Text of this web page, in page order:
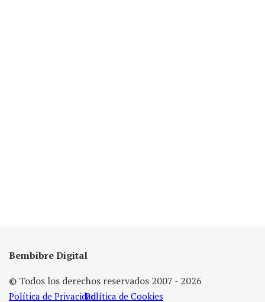
Bembibre Digital
© Todos los derechos reservados 2007 - 2026
Política de PrivacidadPolítica de Cookies